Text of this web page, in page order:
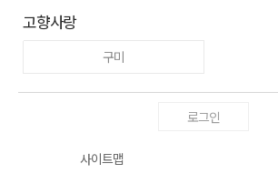
고향사랑
구미
로그인
사이트맵